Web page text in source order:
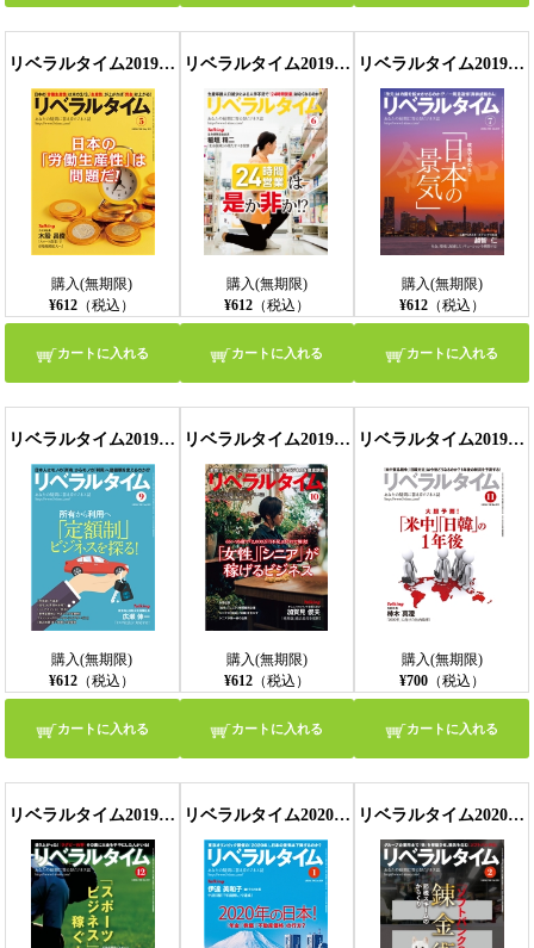
リベラルタイム2019年5月号
購入(無期限)
¥612 （税込）
カートに入れる
リベラルタイム2019年6月号
購入(無期限)
¥612（税込）
カートに入れる
リベラルタイム2019年7月号
購入(無期限)
¥612（税込）
カートに入れる
リベラルタイム2019年9月号
購入(無期限)
¥612 （税込）
カートに入れる
リベラルタイム2019年10月号
購入(無期限)
¥612（税込）
カートに入れる
リベラルタイム2019年11月号
購入(無期限)
¥700（税込）
カートに入れる
リベラルタイム2019年12月号 リベラルタイム2020年1月号 リベラルタイム2020年2月号